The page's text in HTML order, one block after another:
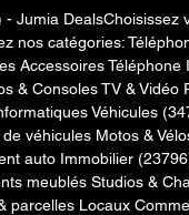
Jumia DealsChoisissez
nos catégories:
Accessoires Téléphone
& Consoles TV & Vidéo
Véhicules
véhicules Motos &
auto Immobilier
meublés Studios &
parcelles Locaux